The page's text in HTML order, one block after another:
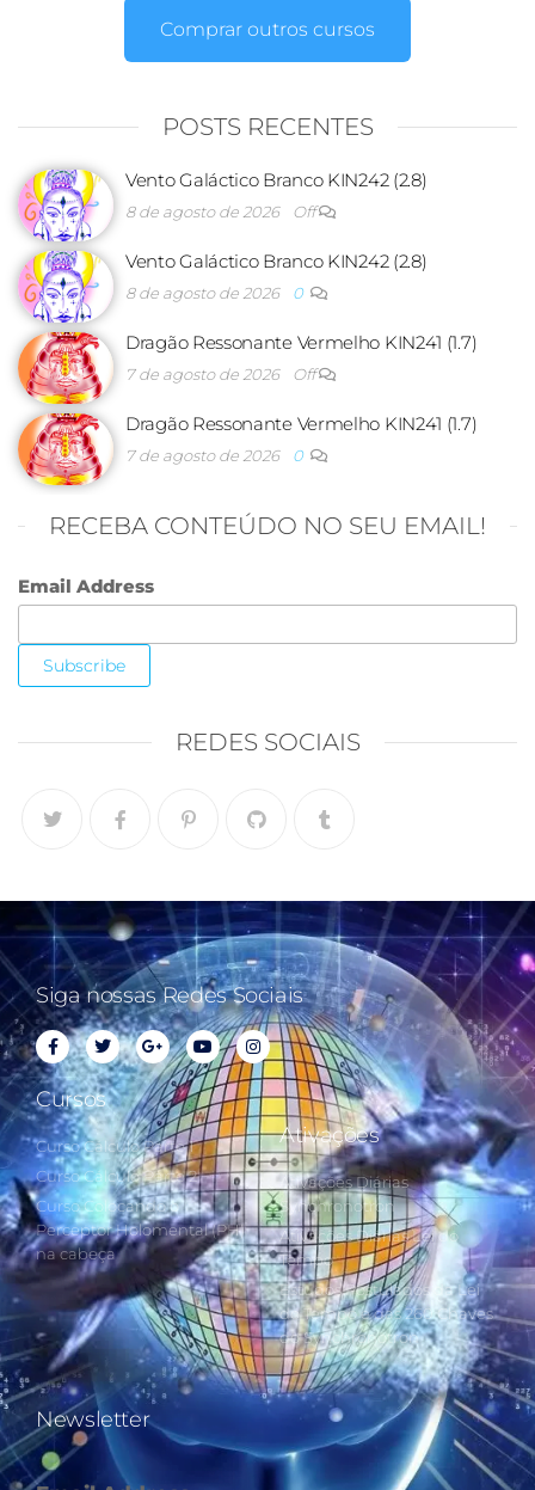
Comprar outros cursos
POSTS RECENTES
Vento Galáctico Branco KIN242 (2.8)
8 de agosto de 2026 Off
Vento Galáctico Branco KIN242 (2.8)
8 de agosto de 2026 0
Dragão Ressonante Vermelho KIN241 (1.7)
7 de agosto de 2026 Off
Dragão Ressonante Vermelho KIN241 (1.7)
7 de agosto de 2026 0
RECEBA CONTEÚDO NO SEU EMAIL!
Email Address
REDES SOCIAIS
Siga nossas Redes Sociais
Cursos
Curso Cálculo Parte 1
Curso Cálculo Parte 2
Curso Colocando o
Perceptor Holomental (PH)
na cabeça
Ativações
Ativações Diárias
Synchronotron
Ativações Diárias Lei do
Tempo
Estudos Postulados da Lei
do Tempo e das 260 Chaves
do Synchronotron
Newsletter